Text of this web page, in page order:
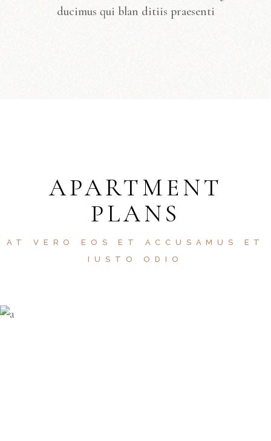
ducimus qui blan ditiis praesenti
APARTMENT
PLANS
AT VERO EOS ET ACCUSAMUS ET
IUSTO ODIO